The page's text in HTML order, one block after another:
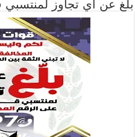
بلغ عن أي تجاوز لمنتسبي